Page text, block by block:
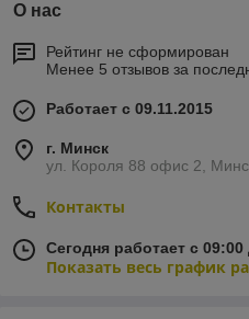
О нас
Рейтинг не сформирован
Менее 5 отзывов за
Работает с 09.11.2015
г. Минск
ул. Короля 88 офис 2,
Контакты
Сегодня работает с 09:00
Показать весь график